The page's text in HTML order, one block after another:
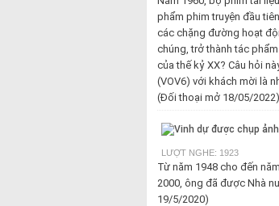
phẩm phim truyện đầu
các chặng đường hoạt
chúng, trở thành tác
của thế kỷ XX? Câu hỏi
(VOV6) với khách mời là
(Đối thoại mở 18/05/2022)
LƯỢT NGHE: 1923
Từ năm 1948 cho đến
2000, ông đã được Nhà
19/5/2020)